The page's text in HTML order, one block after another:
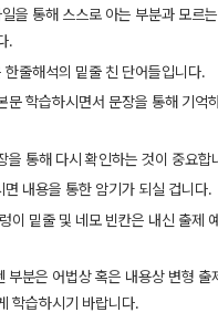
을 통해 스스로 아는 부분과 모르
.
줄해석의 밑줄 친 단어들입니다.
문 학습하시면서 문장을 통해 기억
을 통해 다시 확인하는 것이 중요합
면 내용을 통한 암기가 되실 겁니다.
이 밑줄 및 네모 빈칸은 내신 출제
부분은 어법상 혹은 내용상 변형 출
학습하시기 바랍니다.